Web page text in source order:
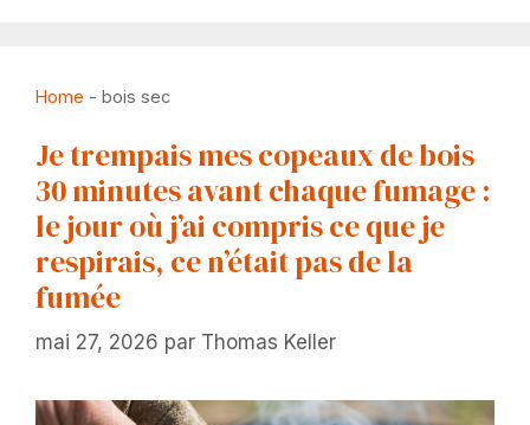
Home - bois sec
Je trempais mes copeaux de bois
30 minutes avant chaque fumage :
le jour où j’ai compris ce que je
respirais, ce n’était pas de la
fumée
mai 27, 2026 par Thomas Keller